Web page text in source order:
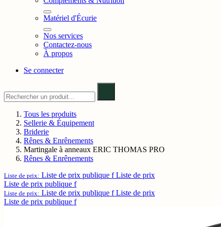
Matériel d'Écurie
Nos services
Contactez-nous
À propos
Se connecter
Tous les produits
Sellerie & Équipement
Briderie
Rênes & Enrênements
Martingale à anneaux ERIC THOMAS PRO
Rênes & Enrênements
Liste de prix: Liste de prix publique f Liste de prix
Liste de prix publique f
Liste de prix: Liste de prix publique f Liste de prix
Liste de prix publique f